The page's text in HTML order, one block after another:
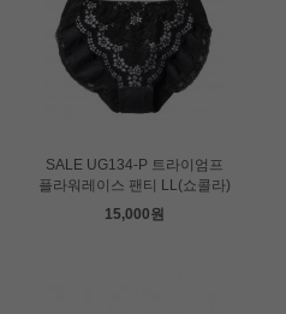
SALE UG134-P 트라이엄프
플라워레이스 팬티 LL(쇼콜라)
15,000원